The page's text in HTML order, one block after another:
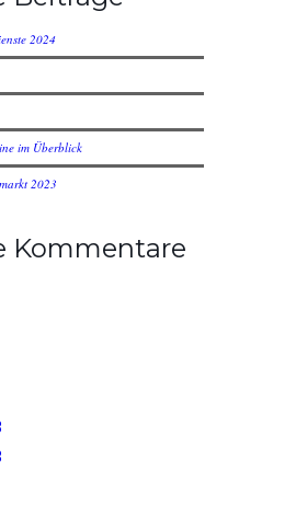
2024
im Überblick
2023
Kommentare